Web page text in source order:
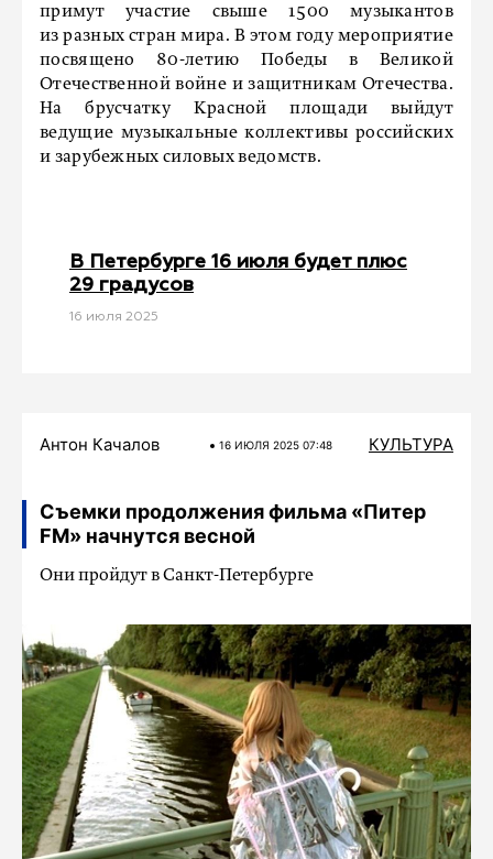
примут участие свыше 1500 музыкантов
из разных стран мира. В этом году мероприятие
посвящено 80-летию Победы в Великой
Отечественной войне и защитникам Отечества.
На брусчатку Красной площади выйдут
ведущие музыкальные коллективы российских
и зарубежных силовых ведомств.
В Петербурге 16 июля будет плюс
29 градусов
16 июля 2025
Антон Качалов 16 ИЮЛЯ 2025 07:48 КУЛЬТУРА
Съемки продолжения фильма «Питер
FM» начнутся весной
Они пройдут в Санкт-Петербурге